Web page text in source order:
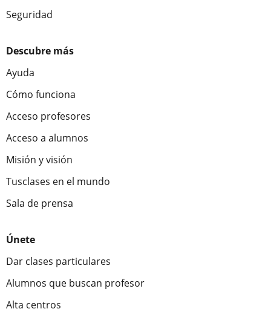
Seguridad
Descubre más
Ayuda
Cómo funciona
Acceso profesores
Acceso a alumnos
Misión y visión
Tusclases en el mundo
Sala de prensa
Únete
Dar clases particulares
Alumnos que buscan profesor
Alta centros